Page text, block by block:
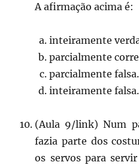
A afirmação acima é:
inteiramente
parcialmente
parcialmente falsa.
inteiramente falsa.
(Aula 9/link) Num
fazia parte dos
os servos para